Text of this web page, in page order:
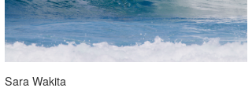
Sara Wakita